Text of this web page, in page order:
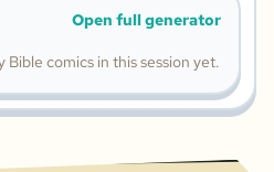
Open full generator
Bible comics in this session yet.